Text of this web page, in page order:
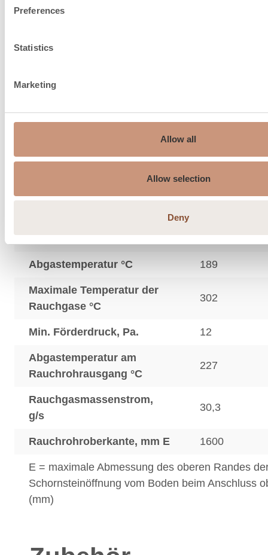
Preferences
Statistics
Marketing
Allow all
Allow selection
Deny
Schornstein Empfehlung, ø
Anschluss oben ø mm 150
oberen Anschlussrauchs,
550
mm
Abgastemperatur °C 189
Maximale Temperatur der
Rauchgase °C
302
Min. Förderdruck, Pa. 12
Abgastemperatur am
Rauchrohrausgang °C
227
Rauchgasmassenstrom,
g/s
30,3
Rauchrohroberkante, mm E 1600
E = maximale Abmessung des oberen Randes
Schornsteinöffnung vom Boden beim Anschluss
(mm)